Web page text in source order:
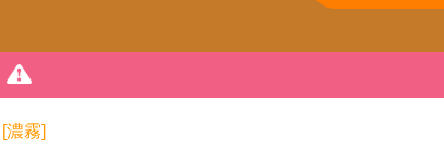
[濃霧]